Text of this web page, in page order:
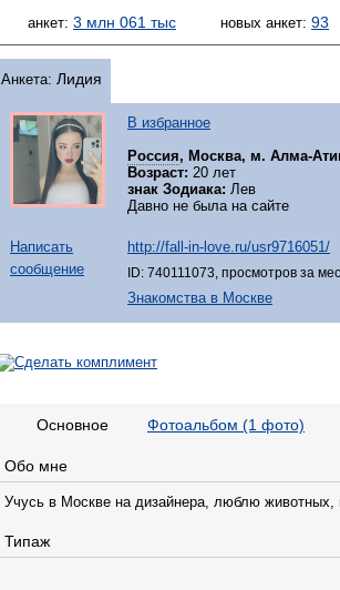
анкет: 3 млн 061 тыс новых анкет: 93
Анкета: Лидия
В избранное
Россия, Москва, м. Алма-
Возраст: 20 лет
знак Зодиака: Лев
Давно не была на сайте
Написать
сообщение
http://fall-in-love.ru/usr9716051/
ID: 740111073, просмотров за
Знакомства в Москве
Основное Фотоальбом (1 фото)
Обо мне
Учусь в Москве на дизайнера, люблю животных,
Типаж